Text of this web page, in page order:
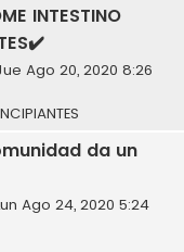
INTESTINO
Ago 20, 2020 8:26
da un
Ago 24, 2020 5:24